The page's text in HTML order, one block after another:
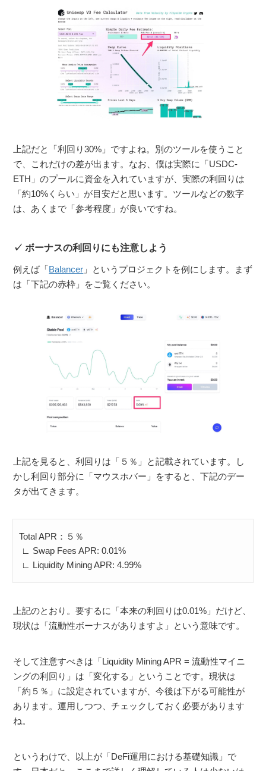
上記だと「利回り30%」ですよね。別のツールを使うこと
で、これだけの差が出ます。なお、僕は実際に「USDC-
ETH」のプールに資金を入れていますが、実際の利回りは
「約10%くらい」が目安だと思います。ツールなどの数字
は、あくまで「参考程度」が良いですね。
ボーナスの利回りにも注意しよう
例えば「Balancer 」というプロジェクトを例にします。まず
は「下記の赤枠」をご覧ください。
上記を見ると、利回りは「５％」と記載されています。し
かし利回り部分に「マウスホバー」をすると、下記のデー
タが出てきます。
Total APR：５％
∟ Swap Fees APR: 0.01%
∟ Liquidity Mining APR: 4.99%
上記のとおり。要するに「本来の利回りは0.01%」だけど、
現状は「流動性ボーナスがありますよ」という意味です。
そして注意すべきは「Liquidity Mining APR = 流動性マイニ
ングの利回り」は「変化する」ということです。現状は
「約５％」に設定されていますが、今後は下がる可能性が
あります。運用しつつ、チェックしておく必要があります
ね。
というわけで、以上が「DeFi運用における基礎知識」で